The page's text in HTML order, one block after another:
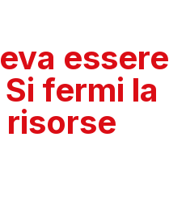
essere
fermi la